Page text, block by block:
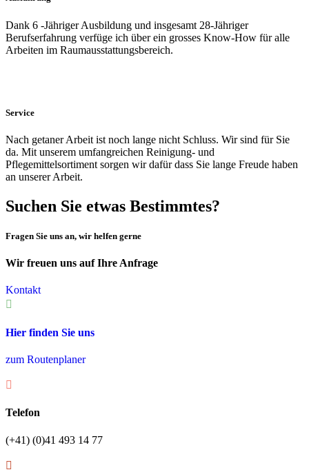
Dank 6 -Jähriger Ausbildung und insgesamt 28-Jähriger
Berufserfahrung verfüge ich über ein grosses Know-How für alle
Arbeiten im Raumausstattungsbereich.
Service
Nach getaner Arbeit ist noch lange nicht Schluss. Wir sind für Sie
da. Mit unserem umfangreichen Reinigung- und
Pflegemittelsortiment sorgen wir dafür dass Sie lange Freude haben
an unserer Arbeit.
Suchen Sie etwas Bestimmtes?
Fragen Sie uns an, wir helfen gerne
Wir freuen uns auf Ihre Anfrage
Kontakt
Hier finden Sie uns
zum Routenplaner
Telefon
(+41) (0)41 493 14 77